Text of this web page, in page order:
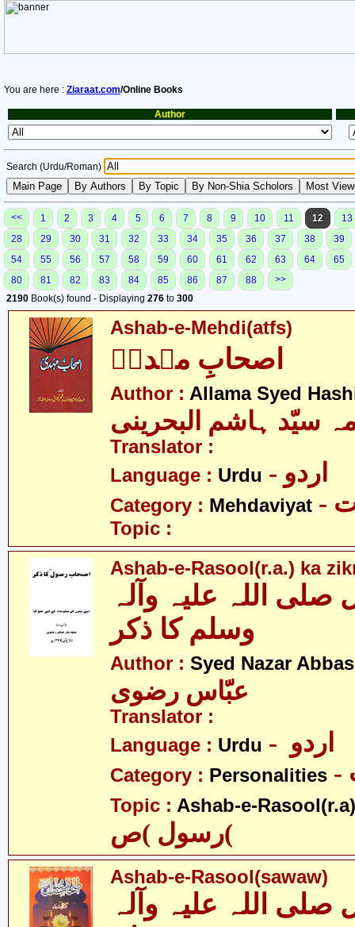
You are here : Ziaraat.com/Online Books
Author
Search (Urdu/Roman)
<< 1 2 3 4 5 6 7 8 9 10 11 12
13
28
29 30 31 32 33 34 35 36 37 38
39
54
55 56 57 58 59 60 61 62 63 64
65
80
81 82 83 84 85 86 87 88
>>
2190 Book(s) found - Displaying 276 to 300
Ashab-e-Mehdi(atfs)
اصحابِ مہدیؑ
Author : Allama Syed
سیّد ہاشم البحرینی
Translator :
Language : Urdu - اردو
Category : Mehdaviyat
Topic :
Ashab-e-Rasool(r.a.) ka
اللہ علیہ وآلہ
Author : Syed Nazar
عبّاس رضوی
Translator :
Language : Urdu
Category : Personalities
Topic : Ashab-e-
رسول )ص(
Ashab-e-Rasool(sawaw)
اللہ علیہ وآلہ